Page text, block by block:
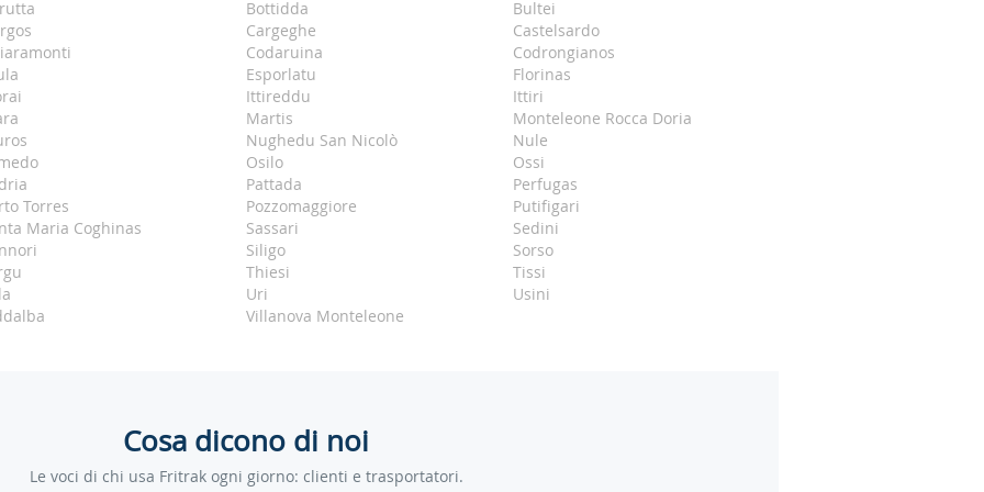
Bottidda
Bultei
Cargeghe
Castelsardo
Codaruina
Codrongianos
Esporlatu
Florinas
Ittireddu
Ittiri
Martis
Monteleone Rocca Doria
Nughedu San Nicolò
Nule
Osilo
Ossi
Pattada
Perfugas
Torres
Pozzomaggiore
Putifigari
Maria Coghinas
Sassari
Sedini
Siligo
Sorso
Thiesi
Tissi
Uri
Usini
Villanova Monteleone
Cosa dicono di noi
Le voci di chi usa Fritrak ogni giorno: clienti e trasportatori.